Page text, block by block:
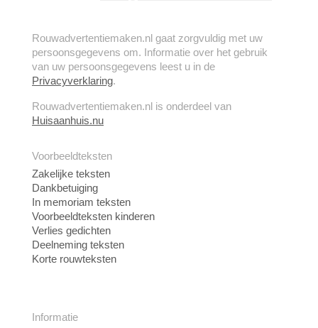
Rouwadvertentiemaken.nl gaat zorgvuldig met uw
persoonsgegevens om. Informatie over het gebruik
van uw persoonsgegevens leest u in de
Privacyverklaring.
Rouwadvertentiemaken.nl is onderdeel van
Huisaanhuis.nu
Voorbeeldteksten
Zakelijke teksten
Dankbetuiging
In memoriam teksten
Voorbeeldteksten kinderen
Verlies gedichten
Deelneming teksten
Korte rouwteksten
Informatie